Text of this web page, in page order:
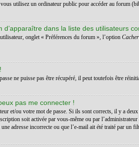
utilisez un ordinateur public pour accéder au forum
dans la liste des utilisateurs
onglet « Préférences du forum », l’option
ne puisse pas être récupéré, il peut toutefois être
pas me connecter !
et/ou votre mot de passe. Si ils sont corrects, il y a
soit activée par vous-même ou par
adresse incorrecte ou que l’e-mail ait été traité par un